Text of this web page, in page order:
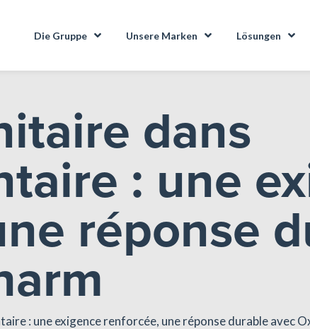
Die Gruppe Unsere Marken Lösungen
dans
: une
réponse
: une exigence renforcée, une réponse durable avec